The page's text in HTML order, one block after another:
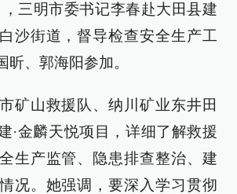
三明市委书记李春赴大田县建
沙街道，督导检查安全生产工
昕、郭海阳参加。
矿山救援队、纳川矿业东井田
·金麟天悦项目，详细了解救援
生产监管、隐患排查整治、建
况。她强调，要深入学习贯彻